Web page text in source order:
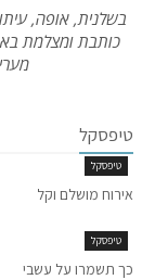
בשלנית, אופה,
כותבת ומצלמת
טיפסקל
טיפסקל
אירוח מושלם וקל
טיפסקל
כך תשמרו על עשבי